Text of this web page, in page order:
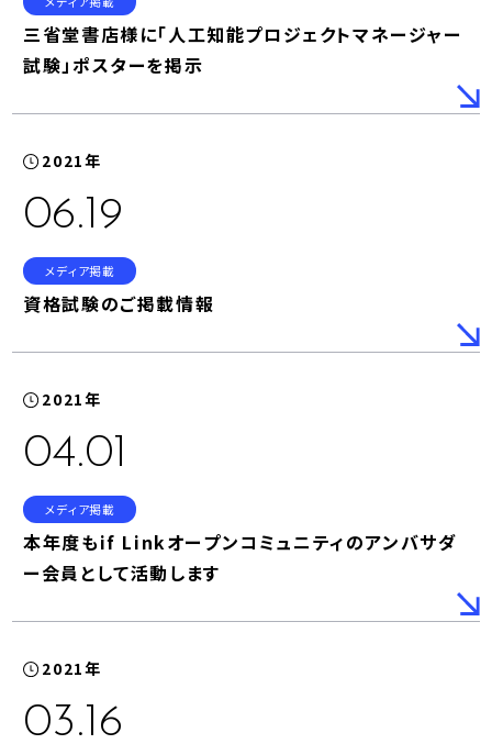
三省堂書店様に「人工知能プロジェクトマネージャー
試験」ポスターを掲示
2021年
06.19
メディア掲載
資格試験のご掲載情報
2021年
04.01
メディア掲載
本年度もif Linkオープンコミュニティのアンバサダ
ー会員として活動します
2021年
03.16